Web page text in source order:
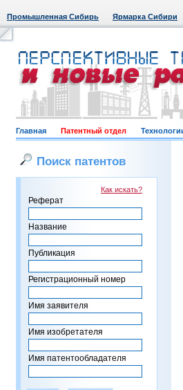
Промышленная Сибирь Ярмарка Сибири
Главная Патентный отдел
Поиск патентов
Как искать?
Реферат
Название
Публикация
Регистрационный номер
Имя заявителя
Имя изобретателя
Имя патентообладателя